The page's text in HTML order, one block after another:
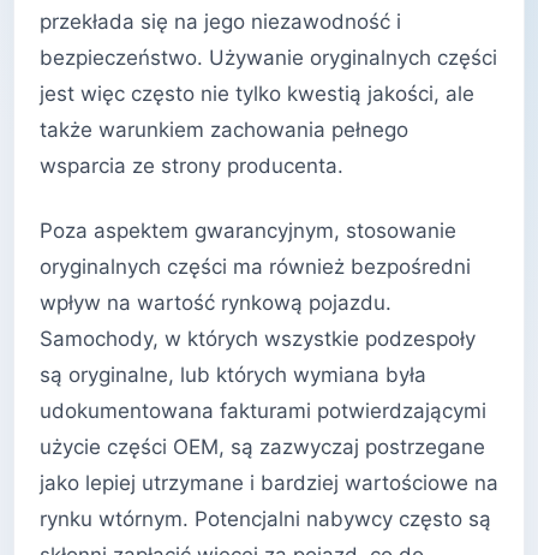
przekłada się na jego niezawodność i
bezpieczeństwo. Używanie oryginalnych części
jest więc często nie tylko kwestią jakości, ale
także warunkiem zachowania pełnego
wsparcia ze strony producenta.
Poza aspektem gwarancyjnym, stosowanie
oryginalnych części ma również bezpośredni
wpływ na wartość rynkową pojazdu.
Samochody, w których wszystkie podzespoły
są oryginalne, lub których wymiana była
udokumentowana fakturami potwierdzającymi
użycie części OEM, są zazwyczaj postrzegane
jako lepiej utrzymane i bardziej wartościowe na
rynku wtórnym. Potencjalni nabywcy często są